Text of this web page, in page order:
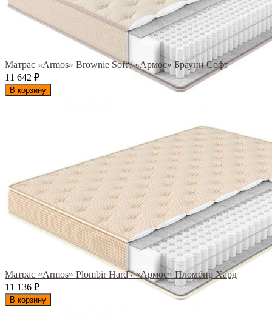
Матрас «Armos» Brownie Soft / «Армос» Брауни Софт
11 642 ₽
В корзину
Матрас «Armos» Plombir Hard / «Армос» Пломбир Хард
11 136 ₽
В корзину